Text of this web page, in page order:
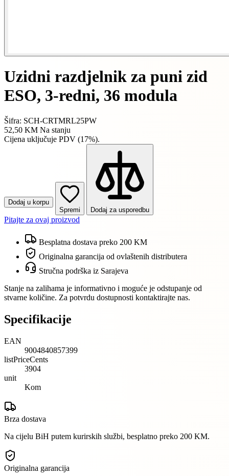
Uzidni razdjelnik za puni zid
ESO, 3-redni, 36 modula
Šifra: SCH-CRTMRL25PW
52,50 KM Na stanju
Cijena uključuje PDV (17%).
Dodaj u korpu
Spremi
Dodaj za usporedbu
Pitajte za ovaj proizvod
Besplatna dostava preko 200 KM
Originalna garancija od ovlaštenih distributera
Stručna podrška iz Sarajeva
Stanje na zalihama je informativno i moguće je odstupanje od
stvarne količine. Za potvrdu dostupnosti kontaktirajte nas.
Specifikacije
EAN
9004840857399
listPriceCents
3904
unit
Kom
Brza dostava
Na cijelu BiH putem kurirskih službi, besplatno preko 200 KM.
Originalna garancija